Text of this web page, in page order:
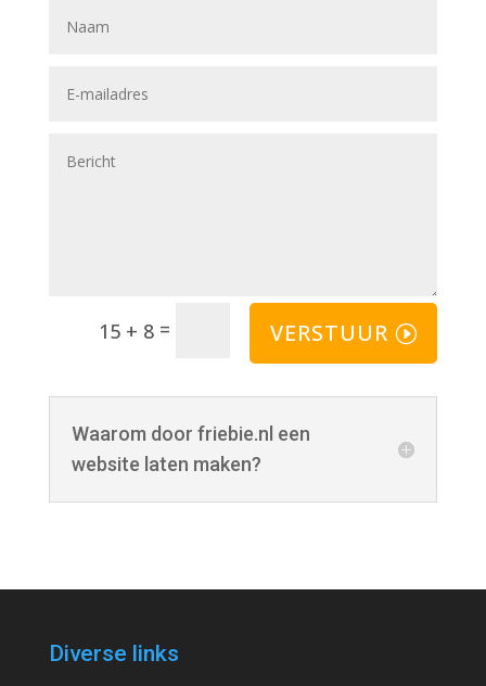
15 + 8 = VERSTUUR
Waarom door friebie.nl een
website laten maken?
Diverse links